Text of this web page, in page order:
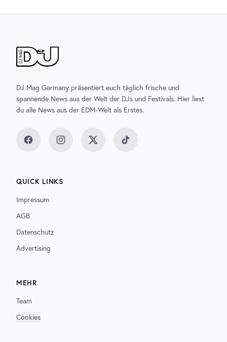
DJ Mag Germany präsentiert euch täglich frische und
spannende News aus der Welt der DJs und Festivals. Hier liest
du alle News aus der EDM-Welt als Erstes.
FacebookInstagramTwitter TikTok
QUICK LINKS
Impressum
AGB
Datenschutz
Advertising
MEHR
Team
Cookies